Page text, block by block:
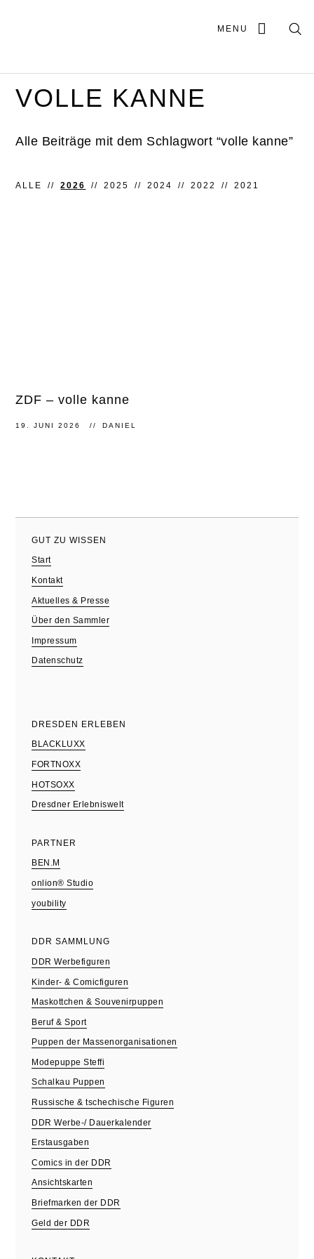
MENU
VOLLE KANNE
Alle Beiträge mit dem Schlagwort “volle kanne”
ALLE 2026 2025 2024 2022 2021
ZDF – volle kanne
19. JUNI 2026 DANIEL
GUT ZU WISSEN
Start
Kontakt
Aktuelles & Presse
Über den Sammler
Impressum
Datenschutz
DRESDEN ERLEBEN
BLACKLUXX
FORTNOXX
HOTSOXX
Dresdner Erlebniswelt
PARTNER
BEN.M
onlion® Studio
youbility
DDR SAMMLUNG
DDR Werbefiguren
Kinder- & Comicfiguren
Maskottchen & Souvenirpuppen
Beruf & Sport
Puppen der Massenorganisationen
Modepuppe Steffi
Schalkau Puppen
Russische & tschechische Figuren
DDR Werbe-/ Dauerkalender
Erstausgaben
Comics in der DDR
Ansichtskarten
Briefmarken der DDR
Geld der DDR